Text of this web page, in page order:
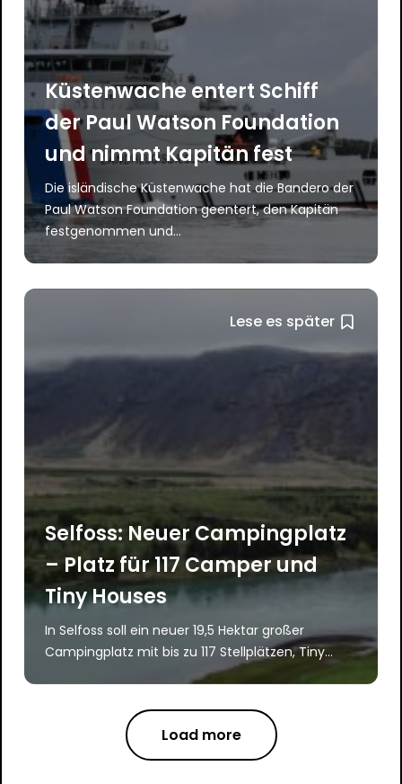
Küstenwache entert Schiff
der Paul Watson Foundation
und nimmt Kapitän fest
Die isländische Küstenwache hat die Bandero der
Paul Watson Foundation geentert, den Kapitän
festgenommen und...
Lese es später
Selfoss: Neuer Campingplatz
– Platz für 117 Camper und
Tiny Houses
In Selfoss soll ein neuer 19,5 Hektar großer
Campingplatz mit bis zu 117 Stellplätzen, Tiny...
Load more